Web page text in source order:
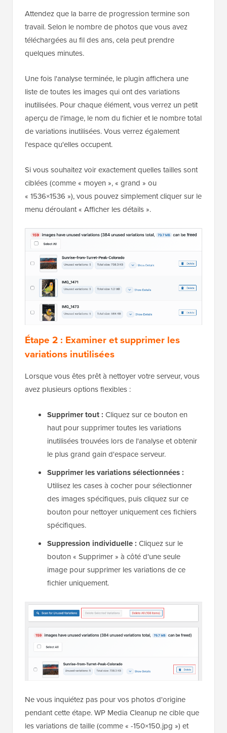
Attendez que la barre de progression termine son
travail. Selon le nombre de photos que vous avez
téléchargées au fil des ans, cela peut prendre
quelques minutes.
Une fois l'analyse terminée, le plugin affichera une
liste de toutes les images qui ont des variations
inutilisées. Pour chaque élément, vous verrez un petit
aperçu de l'image, le nom du fichier et le nombre total
de variations inutilisées. Vous verrez également
l'espace qu'elles occupent.
Si vous souhaitez voir exactement quelles tailles sont
ciblées (comme « moyen », « grand » ou
« 1536×1536 »), vous pouvez simplement cliquer sur le
menu déroulant « Afficher les détails ».
Étape 2 : Examiner et supprimer les
variations inutilisées
Lorsque vous êtes prêt à nettoyer votre serveur, vous
avez plusieurs options flexibles :
Supprimer tout : Cliquez sur ce bouton en
haut pour supprimer toutes les variations
inutilisées trouvées lors de l'analyse et obtenir
le plus grand gain d'espace serveur.
Supprimer les variations sélectionnées :
Utilisez les cases à cocher pour sélectionner
des images spécifiques, puis cliquez sur ce
bouton pour nettoyer uniquement ces fichiers
spécifiques.
Suppression individuelle : Cliquez sur le
bouton « Supprimer » à côté d'une seule
image pour supprimer les variations de ce
fichier uniquement.
Ne vous inquiétez pas pour vos photos d'origine
pendant cette étape. WP Media Cleanup ne cible que
les variations de taille (comme « -150×150.jpg ») et